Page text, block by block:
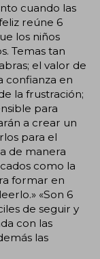
cuando las
reúne 6
los niños
Temas tan
el valor de
confianza en
la frustración;
para
a crear un
para el
de manera
como la
formar en
«Son 6
de seguir y
con las
las